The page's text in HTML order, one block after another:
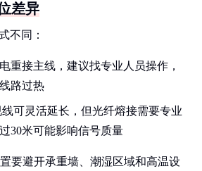
差异
不同：
重接主线，建议找专业人员操作，
路过热
线可灵活延长，但光纤熔接需要专业
30米可能影响信号质量
要避开承重墙、潮湿区域和高温设